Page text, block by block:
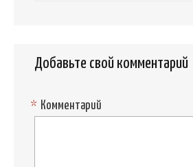
Добавьте свой комментарий
Комментарий
*